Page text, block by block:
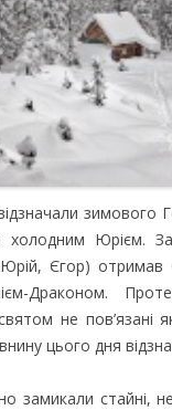
зимового
холодним Юрієм.
Єгор) отримав
Драконом.
не пов’язані
цього дня
замикали стайні,